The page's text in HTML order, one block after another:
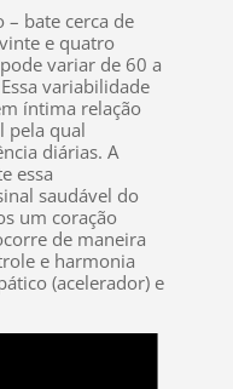
– bate cerca de
e quatro
variar de 60 a
variabilidade
íntima relação
pela qual
diárias. A
essa
saudável do
um coração
de maneira
e harmonia
(acelerador) e